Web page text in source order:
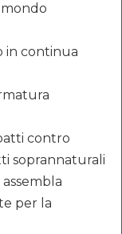
in continua
contro
soprannaturali
per la